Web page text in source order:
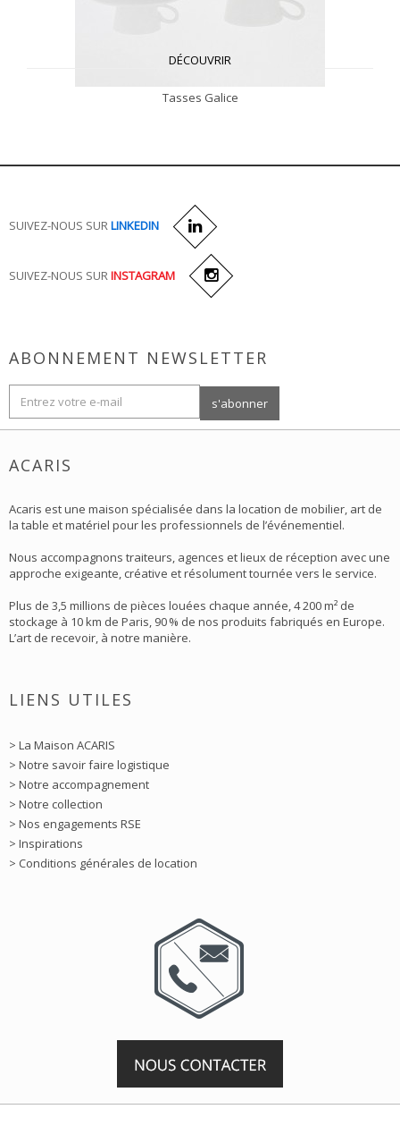
DÉCOUVRIR
Tasses Galice
SUIVEZ-NOUS SURLINKEDIN
SUIVEZ-NOUS SURINSTAGRAM
ABONNEMENT NEWSLETTER
ACARIS
Acaris est une maison spécialisée dans la location de mobilier, art de
la table et matériel pour les professionnels de l’événementiel.
Nous accompagnons traiteurs, agences et lieux de réception avec une
approche exigeante, créative et résolument tournée vers le service.
Plus de 3,5 millions de pièces louées chaque année, 4 200 m² de
stockage à 10 km de Paris, 90 % de nos produits fabriqués en Europe.
L’art de recevoir, à notre manière.
LIENS UTILES
> La Maison ACARIS
> Notre savoir faire logistique
> Notre accompagnement
> Notre collection
> Nos engagements RSE
> Inspirations
> Conditions générales de location